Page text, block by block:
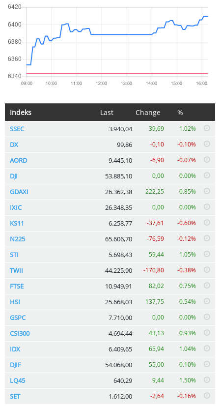
Indeks Last Change %
SSEC 3.940,04 39,69 1.02%
DX 99,86 -0,10 -0.10%
AORD 9.445,10 -6,90 -0.07%
DJI 53.885,10 0,00 0.00%
GDAXI 26.362,38 222,25 0.85%
IXIC 26.348,35 0,00 0.00%
KS11 6.258,77 -37,61 -0.60%
N225 65.606,70 -76,59 -0.12%
STI 5.698,43 59,44 1.05%
TWII 44.225,90 -170,80 -0.38%
FTSE 10.949,91 82,02 0.75%
HSI 25.668,03 137,75 0.54%
GSPC 7.710,00 0,00 0.00%
CSI300 4.694,44 43,13 0.93%
IDX 6.409,65 65,94 1.04%
DJIF 54.068,00 55,00 0.10%
LQ45 640,29 9,44 1.50%
SET 1.612,00 -2,64 -0.16%